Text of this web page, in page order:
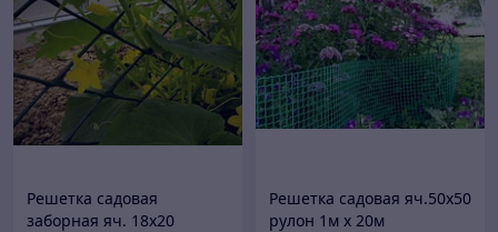
Решетка садовая
заборная яч. 18х20
Решетка садовая яч.50х50
рулон 1м х 20м